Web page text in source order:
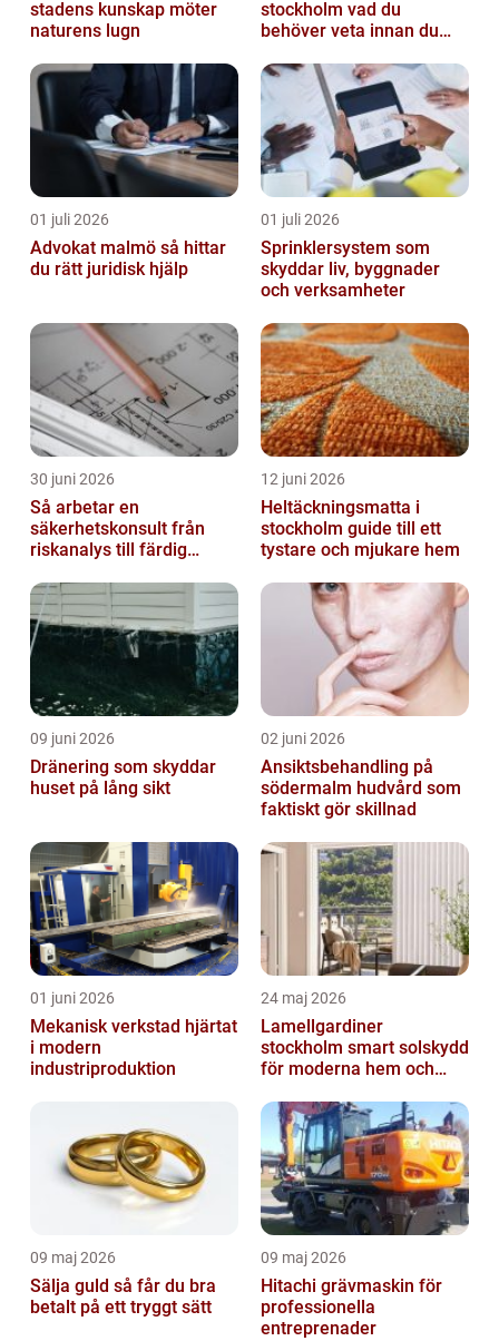
stadens kunskap möter
naturens lugn
stockholm vad du
behöver veta innan du
01 juli 2026
Advokat malmö så hittar
du rätt juridisk hjälp
01 juli 2026
Sprinklersystem som
skyddar liv, byggnader
och verksamheter
30 juni 2026
Så arbetar en
säkerhetskonsult från
riskanalys till färdig
12 juni 2026
Heltäckningsmatta i
stockholm guide till ett
tystare och mjukare hem
09 juni 2026
Dränering som skyddar
huset på lång sikt
02 juni 2026
Ansiktsbehandling på
södermalm hudvård som
faktiskt gör skillnad
01 juni 2026
Mekanisk verkstad hjärtat
i modern
industriproduktion
24 maj 2026
Lamellgardiner
stockholm smart solskydd
för moderna hem och
09 maj 2026
Sälja guld så får du bra
betalt på ett tryggt sätt
09 maj 2026
Hitachi grävmaskin för
professionella
entreprenader